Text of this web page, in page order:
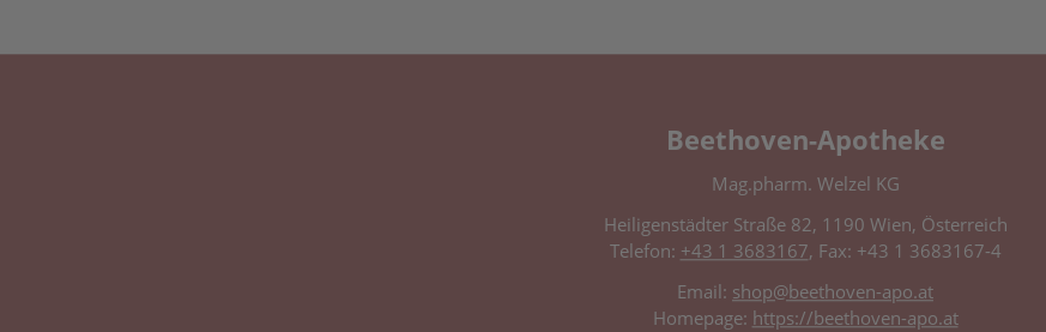
Beethoven-Apotheke
Mag.pharm. Welzel KG
Heiligenstädter Straße 82, 1190 Wien, Österreich
Telefon: +43 1 3683167, Fax: +43 1 3683167-4
Email: shop@beethoven-apo.at
Homepage: https://beethoven-apo.at